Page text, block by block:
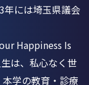
年には埼玉県議会
Happiness Is
は、私心なく世
学の教育・診療